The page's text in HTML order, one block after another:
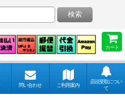
カート
検索
問い合わせ ご利用案内
店頭受取につい
て